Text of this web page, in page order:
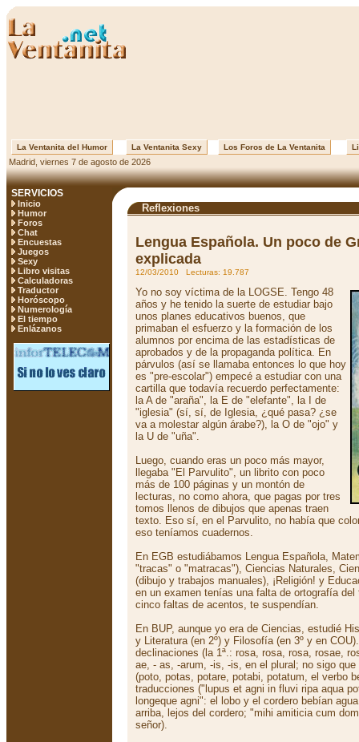
La Ventanita del Humor La Ventanita Sexy Los Foros de La Ventanita
Madrid, viernes 7 de agosto de 2026
SERVICIOS
Inicio
Humor
Foros
Chat
Encuestas
Juegos
Sexy
Libro visitas
Calculadoras
Traductor
Horóscopo
Numerología
El tiempo
Enlázanos
Reflexiones
Lengua Española. Un poco de
explicada
12/03/2010 Lecturas: 19.787
Yo no soy víctima de la LOGSE. Tengo 48
años y he tenido la suerte de estudiar bajo
unos planes educativos buenos, que
primaban el esfuerzo y la formación de los
alumnos por encima de las estadísticas de
aprobados y de la propaganda política. En
párvulos (así se llamaba entonces lo que hoy
es "pre-escolar") empecé a estudiar con una
cartilla que todavía recuerdo perfectamente:
la A de "araña", la E de "elefante", la I de
"iglesia" (sí, sí, de Iglesia, ¿qué pasa? ¿se
va a molestar algún árabe?), la O de "ojo" y
la U de "uña".
Luego, cuando eras un poco más mayor,
llegaba "El Parvulito", un librito con poco
más de 100 páginas y un montón de
lecturas, no como ahora, que pagas por tres
tomos llenos de dibujos que apenas traen
texto. Eso sí, en el Parvulito, no había que
eso teníamos cuadernos.
En EGB estudiábamos Lengua Española,
"tracas" o "matracas"), Ciencias Naturales,
(dibujo y trabajos manuales), ¡Religión! y
en un examen tenías una falta de ortografía
cinco faltas de acentos, te suspendían.
En BUP, aunque yo era de Ciencias, estudié
y Literatura (en 2º) y Filosofía (en 3º y en
declinaciones (la 1ª.: rosa, rosa, rosa, rosae,
ae, - as, -arum, -is, -is, en el plural; no sigo
(poto, potas, potare, potabi, potatum, el verbo
traducciones ("lupus et agni in fluvi ripa aqua
longeque agni": el lobo y el cordero bebían
arriba, lejos del cordero; "mihi amiticia cum
señor).